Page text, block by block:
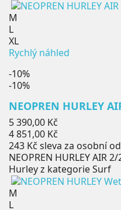
M
L
XL
Rychlý náhled
-10%
-10%
NEOPREN HURLEY
Běžná
cena
5 390,00 Kč
Cena
4 851,00 Kč
243 Kč sleva za osobní
NEOPREN HURLEY AIR
Hurley z kategorie Surf
M
L